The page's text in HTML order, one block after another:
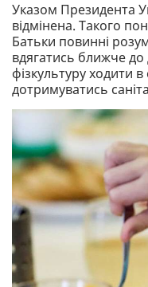
Указом Президента
відмінена. Такого
Батьки повинні
вдягатись ближче до
фізкультуру ходити
дотримуватись